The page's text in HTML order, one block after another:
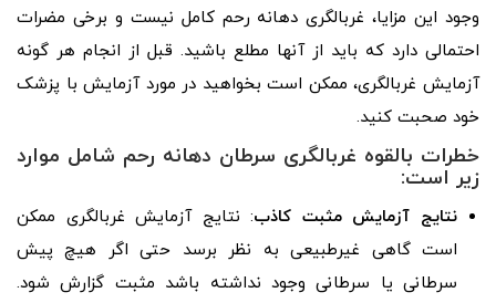
وجود این مزایا، غربالگری دهانه رحم کامل نیست و برخی مضرات
احتمالی دارد که باید از آنها مطلع باشید. قبل از انجام هر گونه
آزمایش غربالگری، ممکن است بخواهید در مورد آزمایش با پزشک
خود صحبت کنید.
خطرات بالقوه غربالگری سرطان دهانه رحم شامل موارد
زیر است:
نتایج آزمایش مثبت کاذب: نتایج آزمایش غربالگری ممکن
است گاهی غیرطبیعی به نظر برسد حتی اگر هیچ پیش
سرطانی یا سرطانی وجود نداشته باشد مثبت گزارش شود.